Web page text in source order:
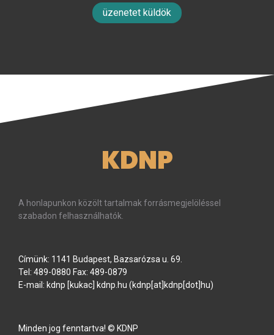
üzenetet küldök
KDNP
A honlapunkon közölt tartalmak forrásmegjelöléssel
szabadon felhasználhatók.
Címünk: 1141 Budapest, Bazsarózsa u. 69.
Tel: 489-0880 Fax: 489-0879
E-mail: kdnp [kukac] kdnp.hu (kdnp[at]kdnp[dot]hu)
Minden jog fenntartva! © KDNP